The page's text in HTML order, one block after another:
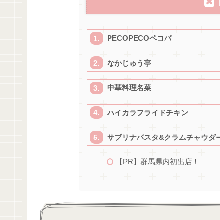
PECOPECOペコパ
なかじゅう亭
中華料理名菜
ハイカラフライドチキン
サブリナパスタ&クラムチャウダ
【PR】群馬県内初出店！